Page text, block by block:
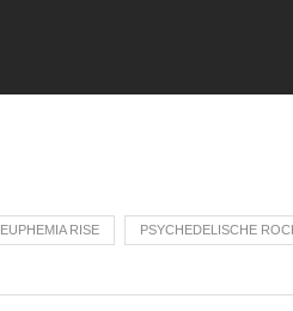
EUPHEMIA RISE PSYCHEDELISCHE